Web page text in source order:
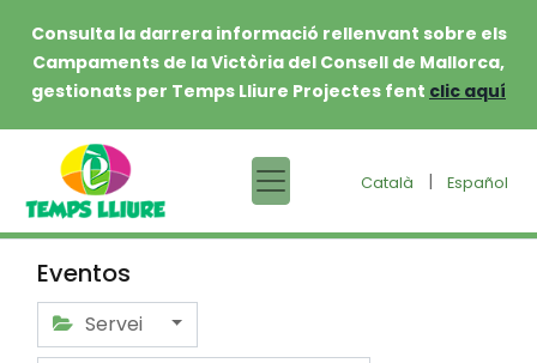
Consulta la darrera informació rellenvant sobre els
Campaments de la Victòria del Consell de Mallorca,
gestionats per Temps Lliure Projectes fent clic aquí
Català | Español
Eventos
Servei